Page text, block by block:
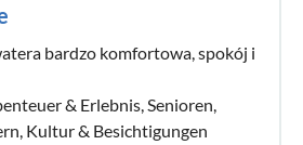
bardzo komfortowa, spokój i
& Erlebnis, Senioren,
Kultur & Besichtigungen